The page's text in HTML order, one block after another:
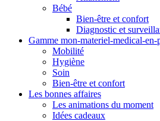
Bébé
Bien-être et confort
Diagnostic et
Gamme mon-materiel-medical-en-
Mobilité
Hygiène
Soin
Bien-être et confort
Les bonnes affaires
Les animations du moment
Idées cadeaux